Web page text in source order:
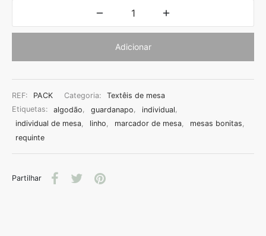
Adicionar
REF: PACK Categoria:
Textêis de mesa
Etiquetas:
algodão, guardanapo, individual,
individual de mesa, linho, marcador de mesa, mesas bonitas,
requinte
Partilhar